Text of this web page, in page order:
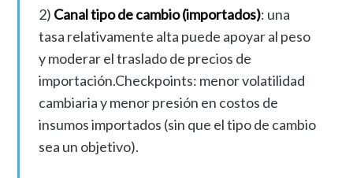
2) Canal tipo de cambio (importados): una
tasa relativamente alta puede apoyar al peso
y moderar el traslado de precios de
importación.Checkpoints: menor volatilidad
cambiaria y menor presión en costos de
insumos importados (sin que el tipo de cambio
sea un objetivo).